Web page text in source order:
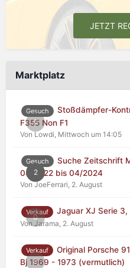
JETZT
Marktplatz
0
Gesuch
Stoßdämpfer-
F355 Non F1
Von Lowdi, Mittwoch um 14:05
2
Gesuch
Suche Zeitschrift
04/2022 bis 04/2024
Von JoeFerrari, 2. August
0
Verkauf Jaguar XJ Serie
Von Jarama, 2. August
0
Verkauf
Original Porsche
Bj 1969 - 1973 (vermutlich)